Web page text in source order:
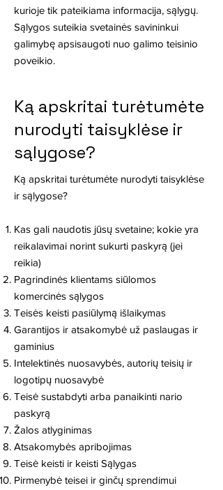
kurioje tik pateikiama informacija, sąlygų.
Sąlygos suteikia svetainės savininkui
galimybę apsisaugoti nuo galimo teisinio
poveikio.
Ką apskritai turėtumėte
nurodyti taisyklėse ir
sąlygose?
Ką apskritai turėtumėte nurodyti taisyklėse
ir sąlygose?
Kas gali naudotis jūsų svetaine; kokie yra
reikalavimai norint sukurti paskyrą (jei
reikia)
Pagrindinės klientams siūlomos
komercinės sąlygos
Teisės keisti pasiūlymą išlaikymas
Garantijos ir atsakomybė už paslaugas ir
gaminius
Intelektinės nuosavybės, autorių teisių ir
logotipų nuosavybė
Teisė sustabdyti arba panaikinti nario
paskyrą
Žalos atlyginimas
Atsakomybės apribojimas
Teisė keisti ir keisti Sąlygas
Pirmenybė teisei ir ginčų sprendimui